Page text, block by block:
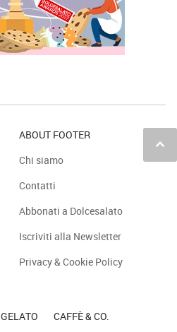
keyboard_arrow_up
ABOUT FOOTER
Chi siamo
Contatti
Abbonati a Dolcesalato
Iscriviti alla Newsletter
Privacy & Cookie Policy
GELATO CAFFÈ & CO.